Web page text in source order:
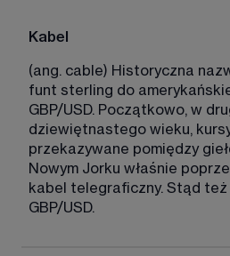
Kabel
(ang. cable) Historyczna
funt sterling do
GBP/USD. Początkowo, w
dziewiętnastego wieku,
przekazywane pomiędzy
Nowym Jorku właśnie
kabel telegraficzny. Stąd
GBP/USD.